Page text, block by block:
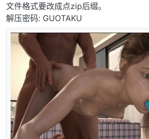
文件格式要改成点zip后缀。
解压密码: GUOTAKU